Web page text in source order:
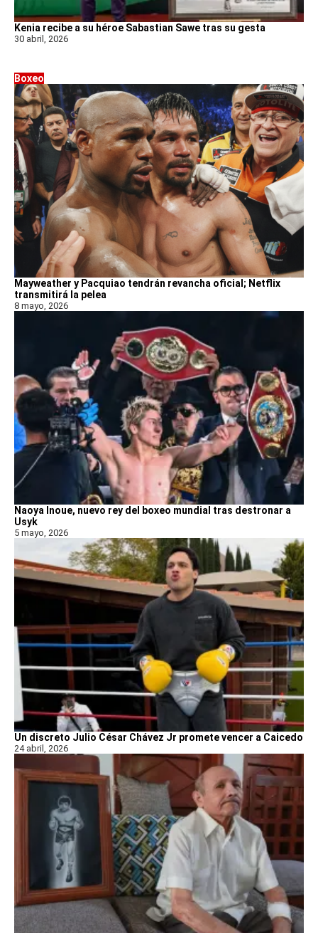
Kenia recibe a su héroe Sabastian Sawe tras su gesta
30 abril, 2026
Boxeo
Mayweather y Pacquiao tendrán revancha oficial; Netflix
transmitirá la pelea
8 mayo, 2026
Naoya Inoue, nuevo rey del boxeo mundial tras destronar a
Usyk
5 mayo, 2026
Un discreto Julio César Chávez Jr promete vencer a Caicedo
24 abril, 2026